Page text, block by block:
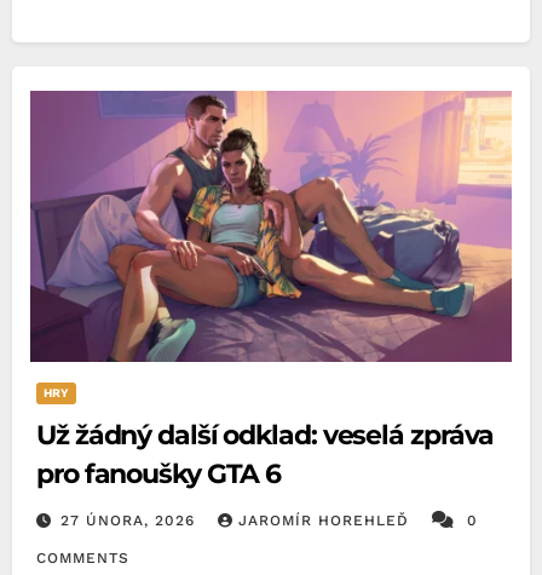
HRY
Už žádný další odklad: veselá zpráva
pro fanoušky GTA 6
27 ÚNORA, 2026 JAROMÍR HOREHLEĎ 0
COMMENTS